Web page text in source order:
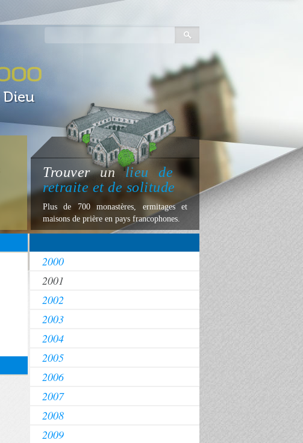
Trouver un lieu
de
retraite et de solitude
Plus de 700 monastères, ermitages et
maisons de prière en pays francophones.
2000
2001
2002
2003
2004
2005
2006
2007
2008
2009